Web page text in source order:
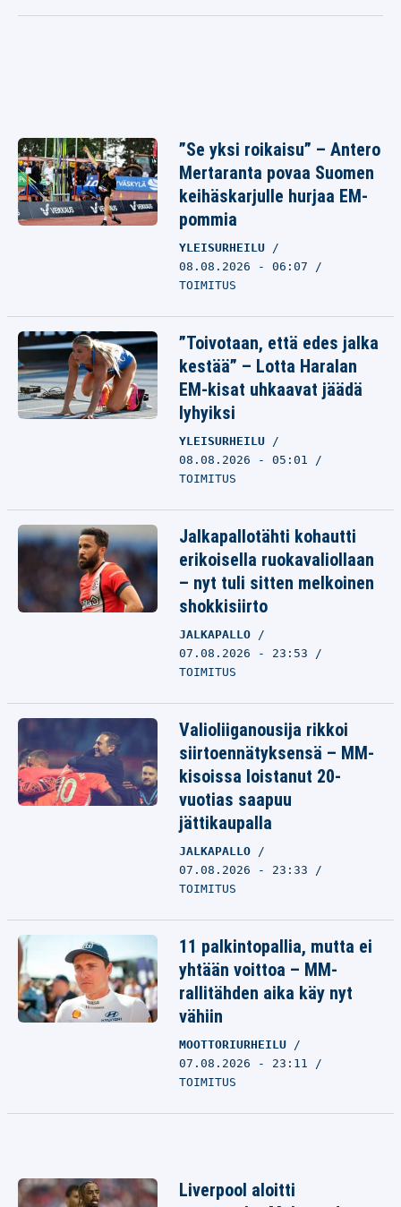
”Se yksi roikaisu” – Antero
Mertaranta povaa Suomen
keihäskarjulle hurjaa EM-
pommia
YLEISURHEILU
08.08.2026 - 06:07
TOIMITUS
”Toivotaan, että edes jalka
kestää” – Lotta Haralan
EM-kisat uhkaavat jäädä
lyhyiksi
YLEISURHEILU
08.08.2026 - 05:01
TOIMITUS
Jalkapallotähti kohautti
erikoisella ruokavaliollaan
– nyt tuli sitten melkoinen
shokkisiirto
JALKAPALLO
07.08.2026 - 23:53
TOIMITUS
Valioliiganousija rikkoi
siirtoennätyksensä – MM-
kisoissa loistanut 20-
vuotias saapuu
jättikaupalla
JALKAPALLO
07.08.2026 - 23:33
TOIMITUS
11 palkintopallia, mutta ei
yhtään voittoa – MM-
rallitähden aika käy nyt
vähiin
MOOTTORIURHEILU
07.08.2026 - 23:11
TOIMITUS
Liverpool aloitti